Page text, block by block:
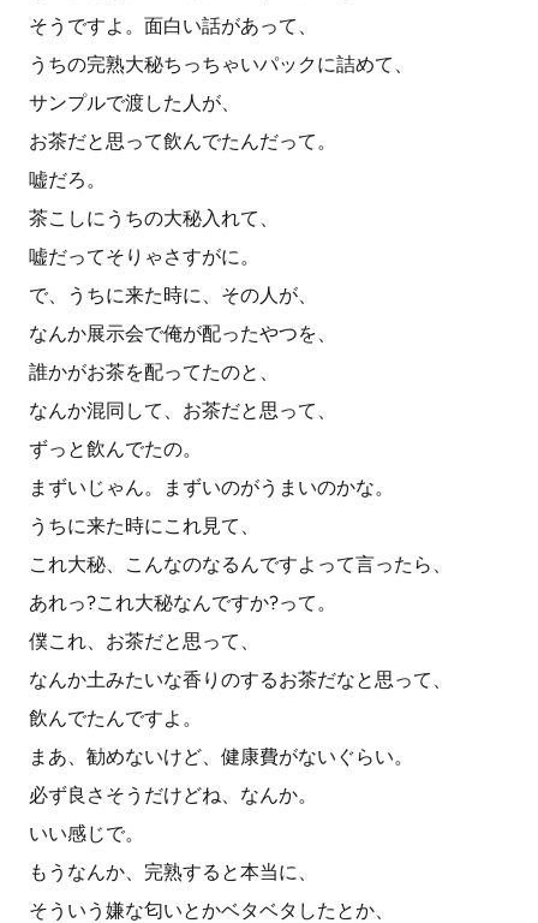
そうですよ。面白い話があって、
うちの完熟大秘ちっちゃいパックに詰めて、
サンプルで渡した人が、
お茶だと思って飲んでたんだって。
嘘だろ。
茶こしにうちの大秘入れて、
嘘だってそりゃさすがに。
で、うちに来た時に、その人が、
なんか展示会で俺が配ったやつを、
誰かがお茶を配ってたのと、
なんか混同して、お茶だと思って、
ずっと飲んでたの。
まずいじゃん。まずいのがうまいのかな。
うちに来た時にこれ見て、
これ大秘、こんなのなるんですよって言ったら、
あれっ?これ大秘なんですか?って。
僕これ、お茶だと思って、
なんか土みたいな香りのするお茶だなと思って、
飲んでたんですよ。
まあ、勧めないけど、健康費がないぐらい。
必ず良さそうだけどね、なんか。
いい感じで。
もうなんか、完熟すると本当に、
そういう嫌な匂いとかベタベタしたとか、